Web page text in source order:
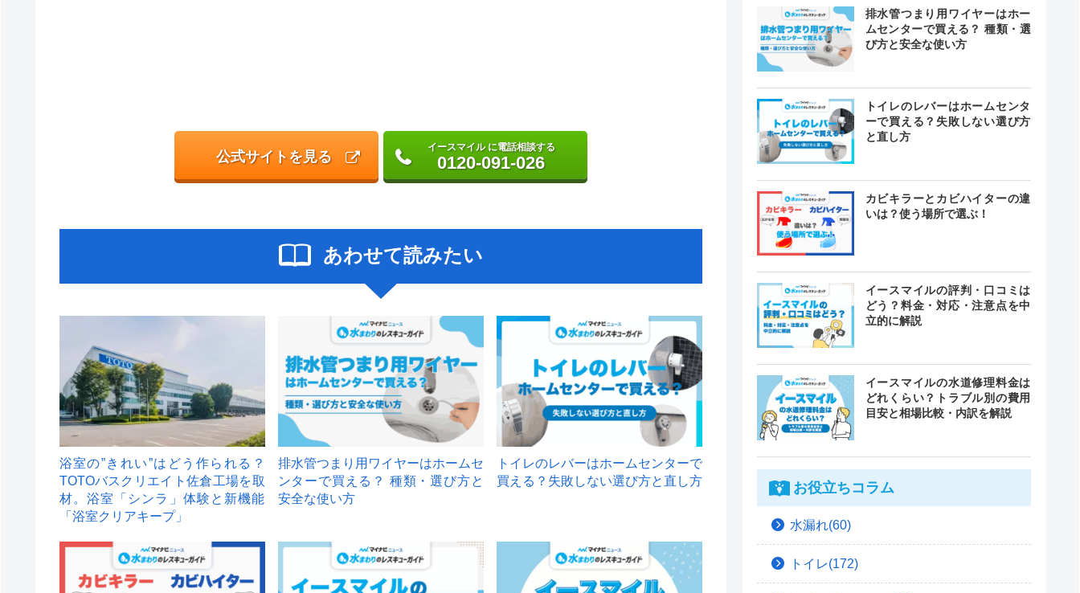
公式サイトを見る
イースマイル に電話相談する
0120-091-026
あわせて読みたい
浴室の”きれい”はどう作られる？
TOTOバスクリエイト佐倉工場を取
材。浴室「シンラ」体験と新機能
「浴室クリアキープ」
排水管つまり用ワイヤーはホームセ
ンターで買える？ 種類・選び方と
安全な使い方
トイレのレバーはホームセンターで
買える？失敗しない選び方と直し方
排水管つまり用ワイヤーはホー
ムセンターで買える？ 種類・選
び方と安全な使い方
トイレのレバーはホームセンタ
ーで買える？失敗しない選び方
と直し方
カビキラーとカビハイターの違
いは？使う場所で選ぶ！
イースマイルの評判・口コミは
どう？料金・対応・注意点を中
立的に解説
イースマイルの水道修理料金は
どれくらい？トラブル別の費用
目安と相場比較・内訳を解説
お役立ちコラム
水漏れ(60)
トイレ(172)